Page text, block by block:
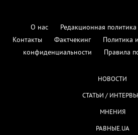
О нас Редакционная политика
Контакты
Фактчекинг Политика
конфиденциальности
Правила
НОВОСТИ
СТАТЬИ /
МНЕНИЯ
РАВНЫЕ.UA